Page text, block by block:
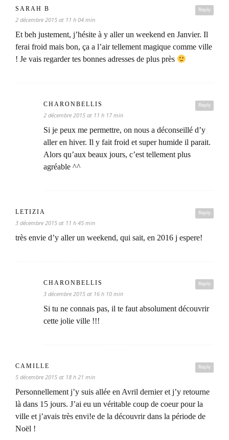
Reply
SARAH B
2 décembre 2015 at 11 h 04 min
Et beh justement, j’hésite à y aller un weekend en Janvier. Il
ferai froid mais bon, ça a l’air tellement magique comme ville
! Je vais regarder tes bonnes adresses de plus près
Reply
CHARONBELLIS
2 décembre 2015 at 11 h 17 min
Si je peux me permettre, on nous a déconseillé d’y
aller en hiver. Il y fait froid et super humide il parait.
Alors qu’aux beaux jours, c’est tellement plus
agréable ^^
Reply
LETIZIA
3 décembre 2015 at 11 h 45 min
très envie d’y aller un weekend, qui sait, en 2016 j espere!
Reply
CHARONBELLIS
3 décembre 2015 at 16 h 10 min
Si tu ne connais pas, il te faut absolument découvrir
cette jolie ville !!!
Reply
CAMILLE
5 décembre 2015 at 18 h 21 min
Personnellement j’y suis allée en Avril dernier et j’y retourne
là dans 15 jours. J’ai eu un véritable coup de coeur pour la
ville et j’avais très envi!e de la découvrir dans la période de
Noël !